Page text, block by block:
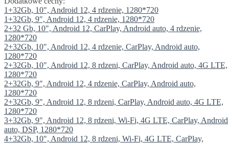
1+32Gb, 10", Android 12, 4 rdzenie, 1280*720
1+32Gb, 9", Android 12, 4 rdzenie, 1280*720
2+32 Gb, 10", Android 12, CarPlay, Android auto, 4 rdzenie,
1280*720
2+32Gb, 10", Android 12, 4 rdzenie, CarPlay, Android auto,
1280*720
2+32Gb, 10", Android 12, 8 rdzeni, CarPlay, Android auto, 4G LTE,
1280*720
2+32Gb, 9", Android 12, 4 rdzenie, CarPlay, Android auto,
1280*720
2+32Gb, 9", Android 12, 8 rdzeni, CarPlay, Android auto, 4G LTE,
1280*720
3+32Gb, 9", Android 12, 8 rdzeni, Wi-Fi, 4G LTE, CarPlay, Android
auto, DSP, 1280*720
4+32Gb, 10", Android 12, 8 rdzeni, Wi-Fi, 4G LTE, CarPlay,